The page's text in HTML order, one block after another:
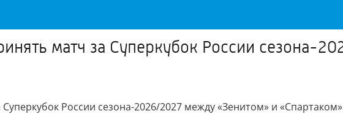
матч за Суперкубок России сезона-
России сезона-2026/2027 между «Зенитом» и